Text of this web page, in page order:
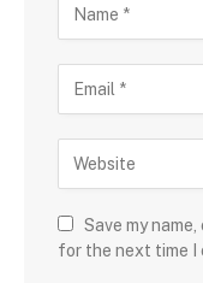
Save my
for the next time I